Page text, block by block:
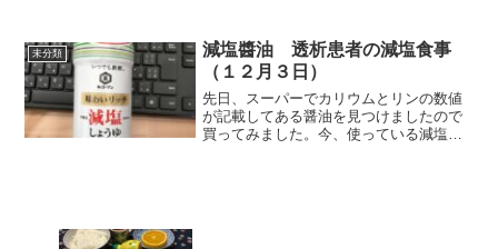
100gです。ホットモットの唐揚げは、温
めても美味しいですね...
未分類
減塩醬油 透析患者の減塩食事
（１２月３日）
先日、スーパーでカリウムとリンの数値
が記載してある醤油を見つけましたので
買ってみました。今、使っている減塩醤